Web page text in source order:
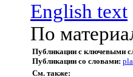
English text
По
Публикации с ключевыми
Публикации со словами:
См. также: